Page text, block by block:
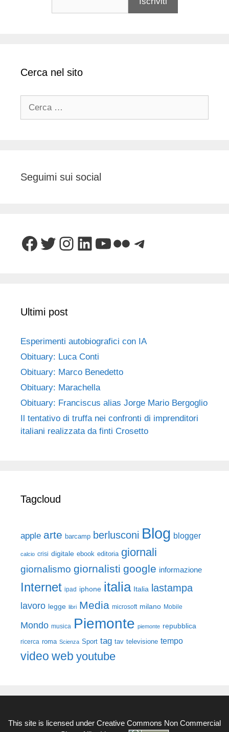
Cerca nel sito
Seguimi sui social
Facebook
Twitter
Instagram
LinkedIn
YouTube
FlickrTelegram
Ultimi post
Esperimenti autobiografici con IA
Obituary: Luca Conti
Obituary: Marco Benedetto
Obituary: Marachella
Obituary: Franciscus alias Jorge Mario Bergoglio
Il tentativo di truffa nei confronti di imprenditori
italiani realizzata da finti Crosetto
Tagcloud
apple arte barcamp berlusconi Blog blogger
calcio crisi digitale ebook editoria giornali
giornalismo giornalisti google informazione
Internet ipad iphone italia Italia lastampa
lavoro legge libri Media microsoft milano Mobile
Mondo musica Piemonte piemonte repubblica
ricerca roma Scienza Sport tag tav televisione tempo
video web youtube
This site is licensed under Creative Commons Non Commercial